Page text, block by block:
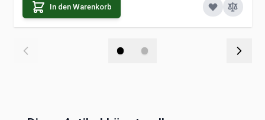
In den Warenkorb